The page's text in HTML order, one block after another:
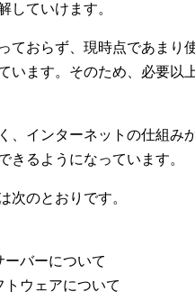
していけます。
おらず、現時点であまり
います。そのため、必要以
インターネットの仕組み
きるようになっています。
のとおりです。
バーについて
ウェアについて